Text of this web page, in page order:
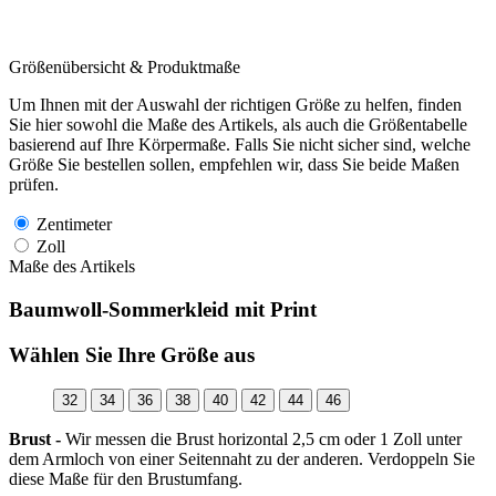
Größenübersicht & Produktmaße
Um Ihnen mit der Auswahl der richtigen Größe zu helfen, finden
Sie hier sowohl die Maße des Artikels, als auch die Größentabelle
basierend auf Ihre Körpermaße. Falls Sie nicht sicher sind, welche
Größe Sie bestellen sollen, empfehlen wir, dass Sie beide Maßen
prüfen.
Zentimeter
Zoll
Maße des Artikels
Baumwoll-Sommerkleid mit Print
Wählen Sie Ihre Größe aus
32 34 36 38 40 42 44 46
Brust - Wir messen die Brust horizontal 2,5 cm oder 1 Zoll unter
dem Armloch von einer Seitennaht zu der anderen. Verdoppeln Sie
diese Maße für den Brustumfang.